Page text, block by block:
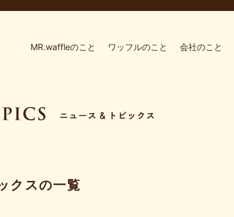
MR.waffleのこと ワッフルのこと 会社のこと
クスの一覧